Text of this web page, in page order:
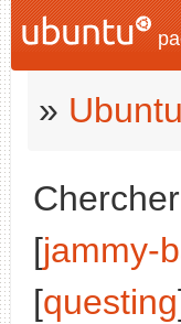
» Ubuntu
[jammy-
[questing